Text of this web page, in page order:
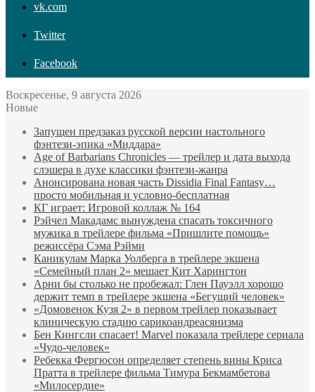
vk.com
Twitter
Facebook
Воскресенье, 9 августа 2026
Новые
Запущен предзаказ русской версии настольного
фэнтези-эпика «Миддара»
Age of Barbarians Chronicles — трейлер и дата выхода
слэшера в духе классики фэнтези-жанра
Анонсирована новая часть Dissidia Final Fantasy…
просто мобильная и условно-бесплатная
КГ играет: Игровой коллаж № 164
Рэйчел Макадамс вынуждена спасать токсичного
мужика в трейлере фильма «Пришлите помощь»
режиссёра Сэма Рэйми
Каникулам Марка Уолберга в трейлере экшена
«Семейный план 2» мешает Кит Харингтон
Арни бы столько не пробежал: Глен Пауэлл хорошо
держит темп в трейлере экшена «Бегущий человек»
«Домовенок Кузя 2» в первом трейлер показывает
клиническую стадию сарикоандреасянизма
Бен Кингсли спасает! Marvel показала трейлере сериала
«Чудо-человек»
Ребекка Фергюсон определяет степень вины Криса
Пратта в трейлере фильма Тимура Бекмамбетова
«Милосердие»